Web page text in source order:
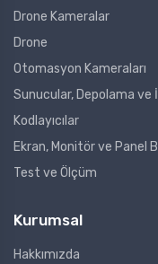
Drone Kameralar
Drone
Otomasyon Kameraları
Sunucular, Depolama
Kodlayıcılar
Ekran, Monitör ve Panel
Test ve Ölçüm
Kurumsal
Hakkımızda